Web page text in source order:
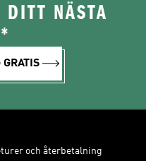
NÄSTA
GRATIS
och återbetalning